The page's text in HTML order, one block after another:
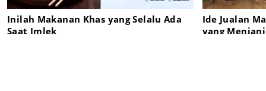
Inilah Makanan Khas yang Selalu Ada
Saat Imlek
Ide Jualan
yang